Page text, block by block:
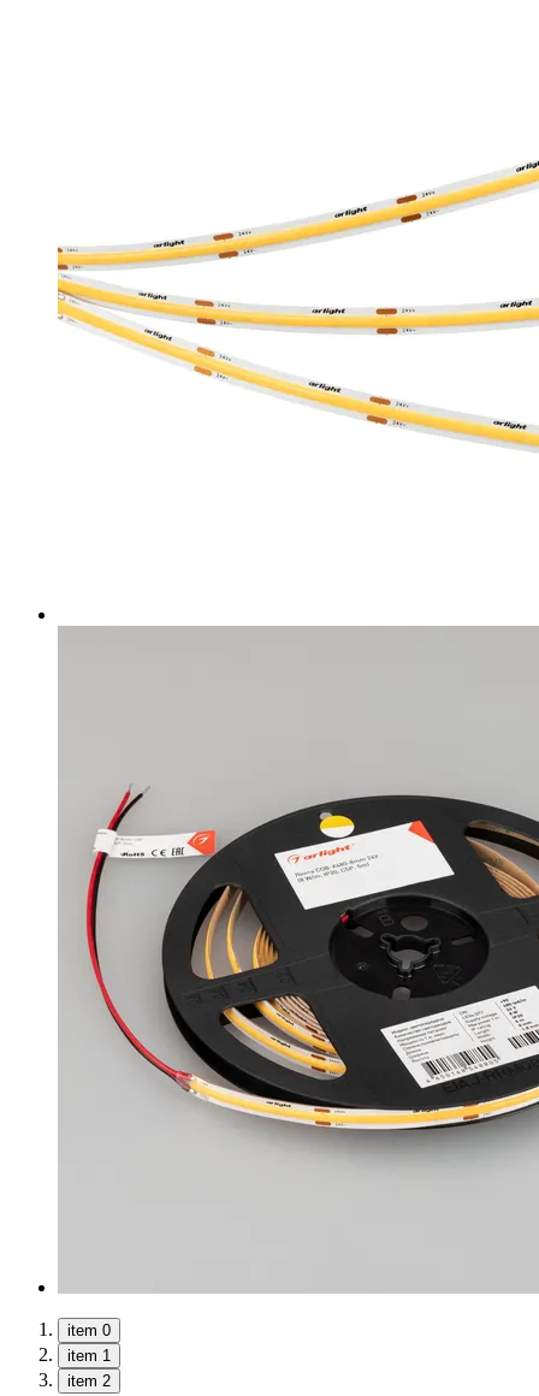
item 0
item 1
item 2